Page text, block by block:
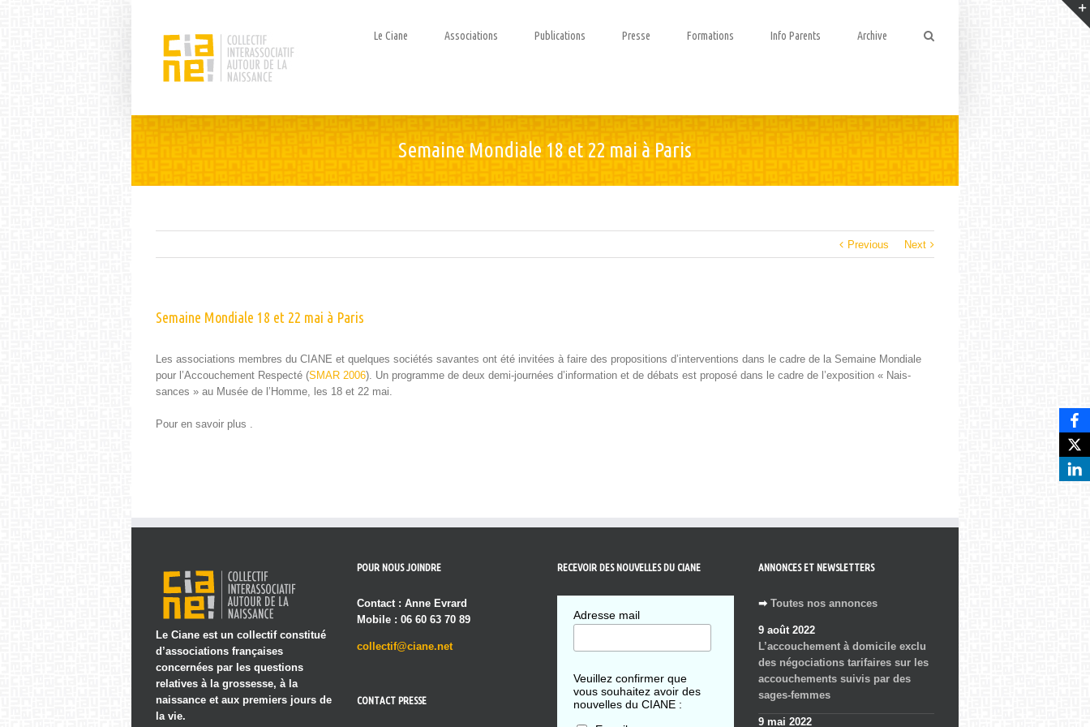
Le Ciane Associations Publications Presse Formations Info Parents Archive
Semaine Mondiale 18 et 22 mai à Paris
Previous Next
Semaine Mondiale 18 et 22 mai à Paris
Les asso­ci­a­tions mem­bres du CIANE et quelques sociétés savantes ont été invitées à faire des propo­si­tions d’interventions dans le cadre de la Semaine Mon­di­ale
pour l’Accouchement Respec­té (SMAR 2006). Un pro­gramme de deux demi-journées d’information et de débats est pro­posé dans le cadre de l’exposition « Nais­
sances » au Musée de l’Homme, les 18 et 22 mai.
Pour en savoir plus .
Le Ciane est un collectif constitué
d’associations françaises
concernées par les questions
relatives à la grossesse, à la
naissance et aux premiers jours de
la vie.
POUR NOUS JOINDRE
Contact : Anne Evrard
Mobile : 06 60 63 70 89
collectif@ciane.net
CONTACT PRESSE
RECEVOIR DES NOUVELLES DU CIANE
Adresse mail
Veuillez confirmer que
vous souhaitez avoir des
nouvelles du CIANE :
ANNONCES ET NEWSLETTERS
➡ Toutes nos annonces
9 août 2022
L’accouchement à domicile exclu
des négociations tarifaires sur les
accouchements suivis par des
sages-femmes
9 mai 2022